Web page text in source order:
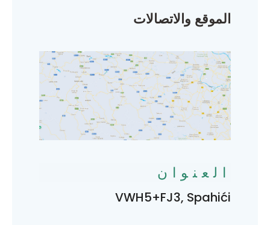
الموقع والاتصالات
العنوان
VWH5+FJ3, Spahići